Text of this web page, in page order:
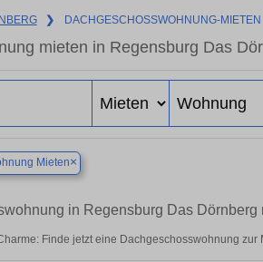
❯ DACHGESCHOSSWOHNUNG-MIETEN
mieten in Regensburg Das
Mieten×
in Regensburg Das
Finde jetzt eine Dachgeschosswohnung